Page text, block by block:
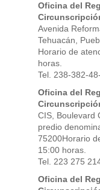
Oficina del
Avenida
Tehuacán,
Horario de
horas.
Tel. 238-382-
Oficina del
CIS, Boulevard
predio
75200Horario
15:00 horas.
Tel. 223 275
Oficina del